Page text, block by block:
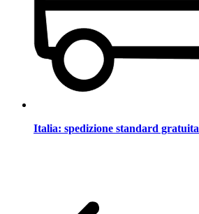
Italia: spedizione standard gratuita